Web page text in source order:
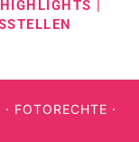
HIGHLIGHTS |
· FOTORECHTE ·